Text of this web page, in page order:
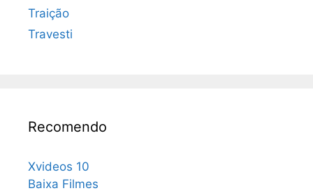
Traição
Travesti
Recomendo
Xvideos 10
Baixa Filmes